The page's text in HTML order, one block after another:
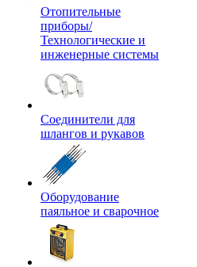
Отопительные
приборы/
Технологические и
инженерные системы
Соединители для
шлангов и рукавов
Оборудование
паяльное и сварочное